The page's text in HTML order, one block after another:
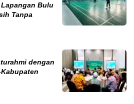
Bulu
Tanpa
dengan